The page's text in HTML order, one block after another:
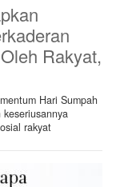
Rakyat,
Hari Sumpah
rakyat